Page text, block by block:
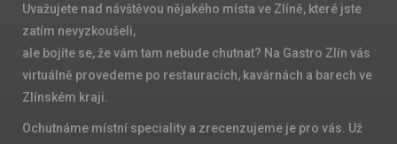
Uvažujete nad návštěvou nějakého místa ve Zlíně, které jste
zatím nevyzkoušeli,
ale bojíte se, že vám tam nebude chutnat? Na Gastro Zlín vás
virtuálně provedeme po restauracích, kavárnách a barech ve
Zlínském kraji.
Ochutnáme místní speciality a zrecenzujeme je pro vás. Už